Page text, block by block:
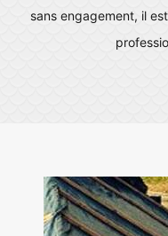
sans engagement, il